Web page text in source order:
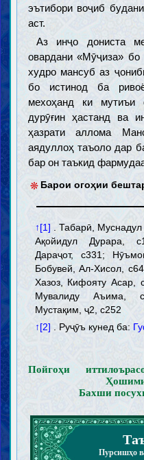
эътибори воҷиб
аст.
Аз инҷо дониста
овардани «Мӯҷиза»
худро мансуб аз
бо истинод ба
мехоҳанд ки мутиъи
дурӯғин ҳастанд ва
ҳазрати аллома
аядуллоҳ таъоло дар
бар он таъкид
* Барои огоҳии
↑[1] . Табарӣ,
Ақойидул Дурара,
Дараҷот, с331;
Бобувей, Ал-Хисол,
Хазоз, Кифояту Асар,
Мувалиду Аъима,
Мустақим, ҷ2, с252
↑[2] . Руҷӯъ кунед ба:
Пойгоҳи
Бахши
Пурсишҳо